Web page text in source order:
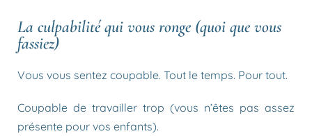
La culpabilité qui vous ronge (quoi que vous
fassiez)
Vous vous sentez coupable. Tout le temps. Pour tout.
Coupable de travailler trop (vous n’êtes pas assez
présente pour vos enfants).